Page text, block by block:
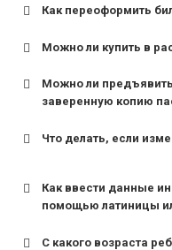
Как переоформить
Можно ли купить в
Можно ли
заверенную копию
Что делать, если
Как ввести данные
помощью латиницы
С какого возраста